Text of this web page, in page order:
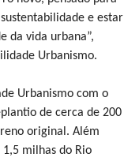
e estar
da vida urbana”,
Urbanismo.
Urbanismo com o
de cerca de 200
original. Além
milhas do Rio